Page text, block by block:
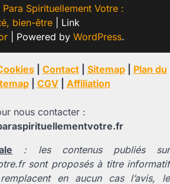
Para Spirituellement Votre :
bien-être | Link
| Powered by WordPress.
| Contact| Sitemap| Plan du
| CGV| Affiliation
nous contacter :
: les contenus publiés sur
sont proposés à titre informatif
en aucun cas l’avis, le